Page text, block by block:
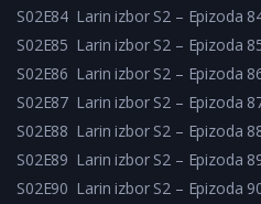
S02E84 Larin izbor S2 – Epizoda
S02E85 Larin izbor S2 – Epizoda
S02E86 Larin izbor S2 – Epizoda
S02E87 Larin izbor S2 – Epizoda
S02E88 Larin izbor S2 – Epizoda
S02E89 Larin izbor S2 – Epizoda
S02E90 Larin izbor S2 – Epizoda